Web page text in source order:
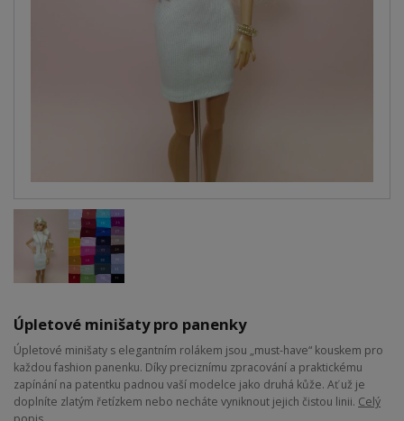
Úpletové minišaty pro panenky
Úpletové minišaty s elegantním rolákem jsou „must-have“ kouskem pro
každou fashion panenku. Díky preciznímu zpracování a praktickému
zapínání na patentku padnou vaší modelce jako druhá kůže. Ať už je
doplníte zlatým řetízkem nebo necháte vyniknout jejich čistou linii. Celý